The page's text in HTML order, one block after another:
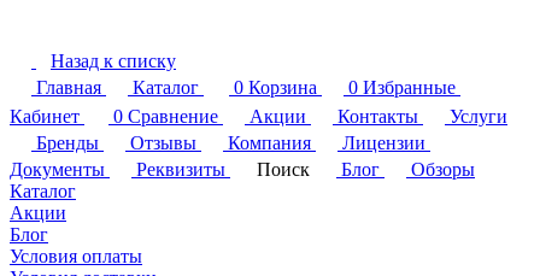
Назад к списку
Главная
Каталог 0 Корзина 0 Избранные
Кабинет
0 Сравнение Акции Контакты
Услуги
Бренды
Отзывы Компания
Лицензии
Документы
Реквизиты Поиск Блог
Обзоры
Каталог
Акции
Блог
Условия оплаты